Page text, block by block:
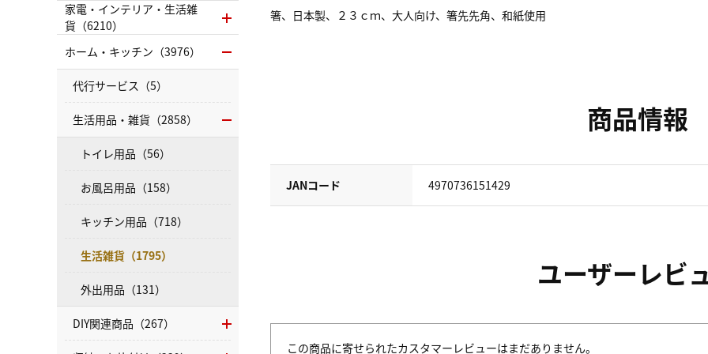
箸、日本製、２３ｃｍ、大人向け、箸先先角、和紙使用
商品情報
JANコード 4970736151429
ユーザーレビ
この商品に寄せられたカスタマーレビューはまだありません。
家電・インテリア・生活雑
貨（6210）
ホーム・キッチン（3976）
代行サービス（5）
生活用品・雑貨（2858）
トイレ用品（56）
お風呂用品（158）
キッチン用品（718）
生活雑貨（1795）
外出用品（131）
DIY関連商品（267）